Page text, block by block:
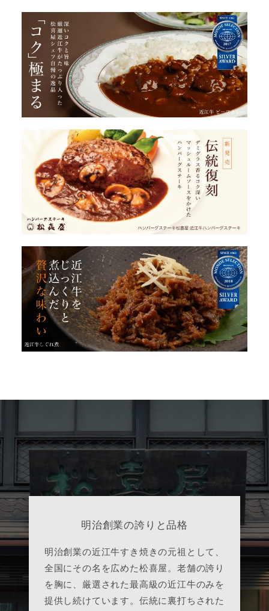
明治創業の誇りと品格
明治創業の近江牛すき焼きの元祖として、
全国にその名を広めた松喜屋。老舗の誇り
を胸に、厳選された最高級の近江牛のみを
提供し続けています。伝統に裏打ちされた